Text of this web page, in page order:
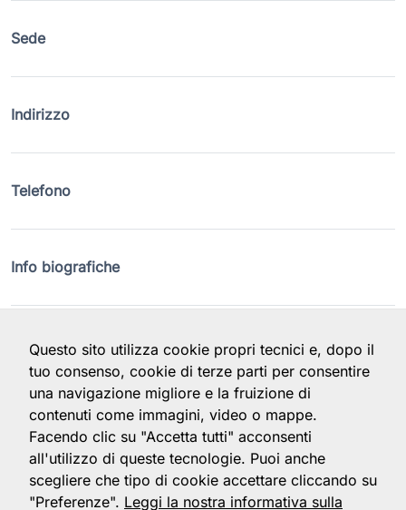
Sede
Indirizzo
Telefono
Info biografiche
Collegio dei Professori Ordinari e
Straordinari di Malattie dell'apparato
respiratorio
Questo sito utilizza cookie propri tecnici e, dopo il
tuo consenso, cookie di terze parti per consentire
una navigazione migliore e la fruizione di
contenuti come immagini, video o mappe.
Facendo clic su "Accetta tutti" acconsenti
all'utilizzo di queste tecnologie. Puoi anche
scegliere che tipo di cookie accettare cliccando su
"Preferenze". Leggi la nostra informativa sulla